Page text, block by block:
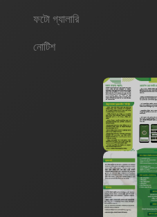
ফটো গ্যালারি
নোটিশ